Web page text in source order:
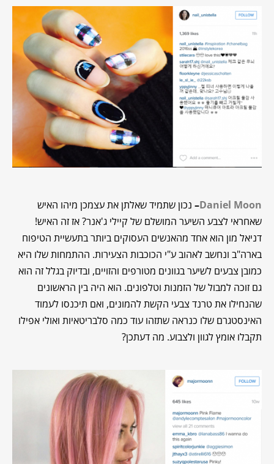
Daniel Moon
– נכון שתמיד שאלתן את עצמכן מיהו האיש
שאחראי לצבע השיער המושלם של קיילי ג'אנר? אז זה האיש!
דניאל מון הוא אחד מהאנשים העסוקים ביותר בתעשיית הטיפוח
בארה"ב ונחשב לאהוב ע"י הכוכבות הצעירות. ההתמחות שלו היא
כמובן צבעים לשיער בגוונים מטורפים והזויים, ובדיוק בגלל זה הוא
גם זוכה למבול של הזמנות וטלפונים. הוא היה בין הראשונים
שהנחילו את טרנד צבעי הקשת להמונים, ואם תיכנסו לעמוד
האינסטגרם שלו כנראה שתזהו עוד כמה סלבריטאיות ואולי אפילו
תקבלו אומץ לגוון ולצבוע. מה דעתכן?